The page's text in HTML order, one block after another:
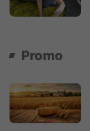
Promo